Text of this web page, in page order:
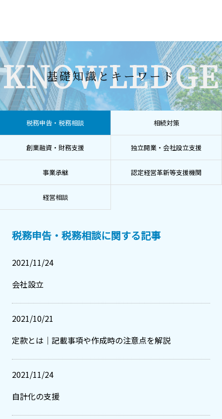
KNOWLEDGE
基礎知識とキーワード
税務申告・税務相談 相続対策
創業融資・財務支援 独立開業・会社設立支援
事業承継 認定経営革新等支援機関
経営相談
税務申告・税務相談に関する記事
2021/11/24
会社設立
2021/10/21
定款とは｜記載事項や作成時の注意点を解説
2021/11/24
自計化の支援